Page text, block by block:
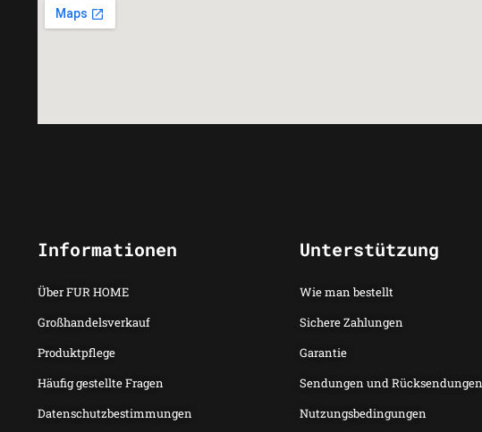
Informationen
Über FUR HOME
Großhandelsverkauf
Produktpflege
Häufig gestellte Fragen
Datenschutzbestimmungen
Unterstützung
Wie man bestellt
Sichere Zahlungen
Garantie
Sendungen und Rücksendungen
Nutzungsbedingungen